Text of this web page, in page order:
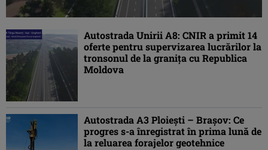
Autostrada Unirii A8: CNIR a primit 14
oferte pentru supervizarea lucrărilor la
tronsonul de la granița cu Republica
Moldova
Autostrada A3 Ploiești – Brașov: Ce
progres s-a înregistrat în prima lună de
la reluarea forajelor geotehnice